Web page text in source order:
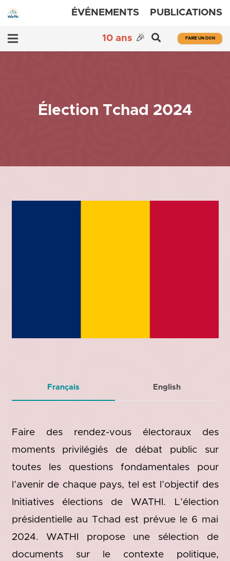
ÉVÉNEMENTS PUBLICATIONS
10 ans 🎉 FAIRE UN DON
Élection Tchad 2024
Français English
Faire des rendez-vous électoraux des
moments privilégiés de débat public sur
toutes les questions fondamentales pour
l’avenir de chaque pays, tel est l’objectif des
Initiatives élections de WATHI. L’élection
présidentielle au Tchad est prévue le 6 mai
2024. WATHI propose une sélection de
documents sur le contexte politique,